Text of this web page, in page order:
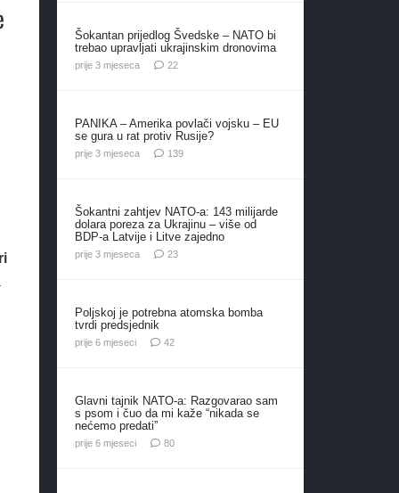
Šokantan prijedlog Švedske – NATO bi
trebao upravljati ukrajinskim dronovima
prije 3 mjeseca 22komentara
PANIKA – Amerika povlači vojsku – EU
se gura u rat protiv Rusije?
prije 3 mjeseca 139komentara
Šokantni zahtjev NATO-a: 143 milijarde
dolara poreza za Ukrajinu – više od
BDP-a Latvije i Litve zajedno
prije 3 mjeseca 23komentara
Poljskoj je potrebna atomska bomba
tvrdi predsjednik
prije 6 mjeseci 42komentara
Glavni tajnik NATO-a: Razgovarao sam
s psom i čuo da mi kaže “nikada se
nećemo predati”
prije 6 mjeseci 80komentara